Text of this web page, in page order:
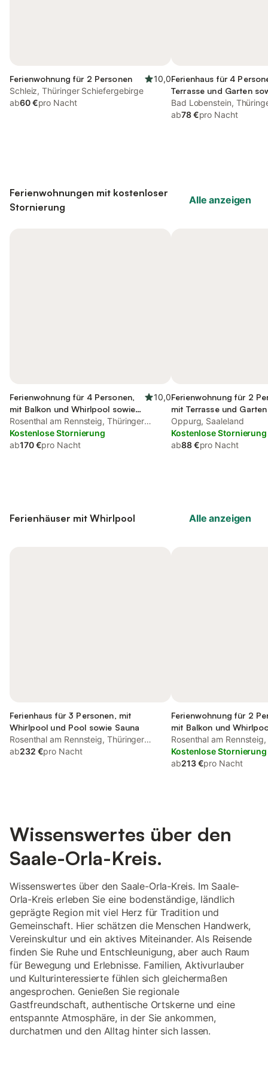
Ferienwohnung für 2 Personen
10,0
Schleiz, Thüringer Schiefergebirge
ab60 €pro Nacht
Ferienhaus für 4
Terrasse und Garten
Ausblick
Bad Lobenstein,
Schiefergebirge
ab78 €pro Nacht
Ferienwohnungen mit kostenloser
Stornierung
Alle anzeigen
Ferienwohnung für 4 Personen,
mit Balkon und Whirlpool sowie
Pool und Sauna
10,0
Rosenthal am Rennsteig, Thüringer
Schiefergebirge
Kostenlose Stornierung
ab170 €pro Nacht
Ferienwohnung für 2
mit Terrasse und
Ausblick
Oppurg, Saaleland
Kostenlose Stornierung
ab88 €pro Nacht
Ferienhäuser mit Whirlpool Alle anzeigen
Ferienhaus für 3 Personen, mit
Whirlpool und Pool sowie Sauna
Rosenthal am Rennsteig, Thüringer
Schiefergebirge
ab232 €pro Nacht
Ferienwohnung für 2
mit Balkon und
Pool und Sauna
Rosenthal am
Schiefergebirge
Kostenlose Stornierung
ab213 €pro Nacht
Wissenswertes über den
Saale-Orla-Kreis.
Wissenswertes über den Saale-Orla-Kreis. Im Saale-
Orla-Kreis erleben Sie eine bodenständige, ländlich
geprägte Region mit viel Herz für Tradition und
Gemeinschaft. Hier schätzen die Menschen Handwerk,
Vereinskultur und ein aktives Miteinander. Als Reisende
finden Sie Ruhe und Entschleunigung, aber auch Raum
für Bewegung und Erlebnisse. Familien, Aktivurlauber
und Kulturinteressierte fühlen sich gleichermaßen
angesprochen. Genießen Sie regionale
Gastfreundschaft, authentische Ortskerne und eine
entspannte Atmosphäre, in der Sie ankommen,
durchatmen und den Alltag hinter sich lassen.